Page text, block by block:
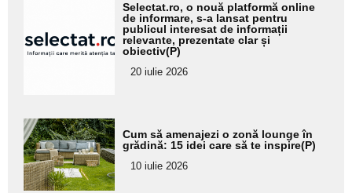
pentru
subtitlu
Selectat.ro, o nouă platformă online
de informare, s-a lansat pentru
publicul interesat de informații
relevante, prezentate clar și
obiectiv(P)
20 iulie 2026
Adaugă
aici textul
pentru
subtitlu
Cum să amenajezi o zonă lounge în
grădină: 15 idei care să te inspire(P)
10 iulie 2026